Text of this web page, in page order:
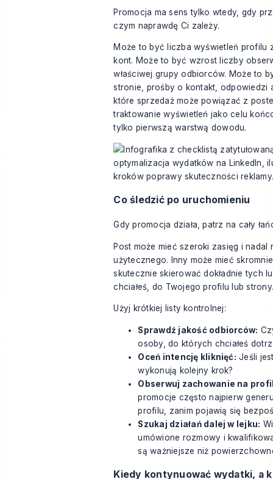
Promocja ma sens tylko wtedy, gdy
czym naprawdę Ci zależy.
Może to być liczba wyświetleń profilu
kont. Może to być wzrost liczby
właściwej grupy odbiorców. Może to
stronie, prośby o kontakt, odpowiedzi
które sprzedaż może powiązać z
traktowanie wyświetleń jako celu
tylko pierwszą warstwą dowodu.
Co śledzić po uruchomieniu
Gdy promocja działa, patrz na cały
Post może mieć szeroki zasięg i nadal
użytecznego. Inny może mieć
skutecznie skierować dokładnie tych
chciałeś, do Twojego profilu lub
Użyj krótkiej listy kontrolnej:
Sprawdź jakość odbiorców:
osoby, do których chciałeś
Oceń intencję kliknięć: Jeśli
wykonują kolejny krok?
Obserwuj zachowanie na
promocje często najpierw
profilu, zanim pojawią się
Szukaj działań dalej w lejku:
umówione rozmowy i
są ważniejsze niż
Kiedy kontynuować wydatki, a